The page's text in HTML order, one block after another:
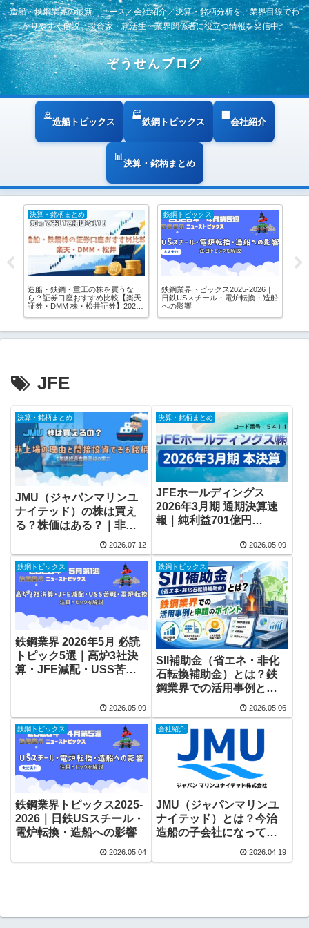
造船・鉄鋼業界の最新ニュース／会社紹介／決算・銘柄分析を、業界目線でわ
かりやすく解説。投資家・就活生・業界関係者に役立つ情報を発信中。
ぞうせんブログ
造船トピックス 鉄鋼トピックス 会社紹介
決算・銘柄まとめ
決算・銘柄まとめ
造船・鉄鋼・重工の株を買うな
ら？証券口座おすすめ比較【楽天
証券・DMM 株・松井証券】2026
鉄鋼トピックス
鉄鋼業界トピックス2025-2026｜
日鉄USスチール・電炉転換・造船
への影響
JFE
決算・銘柄まとめ
JMU（ジャパンマリンユ
ナイテッド）の株は買え
る？株価はある？｜非上
場の理由と“間接投資”で
きる上場銘柄・2026年最
新版
2026.07.12
決算・銘柄まとめ
JFEホールディングス
2026年3月期 通期決算速
報｜純利益701億円
（前期実績比△20円減
配）・来期は2.1倍へ反転
予想
2026.05.09
鉄鋼トピックス
鉄鋼業界 2026年5月 必読
トピック5選｜高炉3社決
算・JFE減配・USS苦
2026.05.09
鉄鋼トピックス
SII補助金（省エネ・非化
石転換補助金）とは？鉄
鋼業界での活用事例と申
請のポイントをわかりや
すく解説
2026.05.06
鉄鋼トピックス
鉄鋼業界トピックス2025-
2026｜日鉄USスチール・
電炉転換・造船への影響
2026.05.04
会社紹介
JMU（ジャパンマリンユ
ナイテッド）とは？今治
造船の子会社になって何
が変わったか｜新型
FFM・過去最高益・豪州
2026.04.19